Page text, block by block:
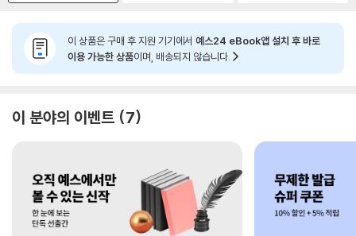
이 상품은 구매 후 지원 기기에서 예스24 eBook앱 설치 후 바로
이용 가능한 상품이며, 배송되지 않습니다.
이 분야의 이벤트 7